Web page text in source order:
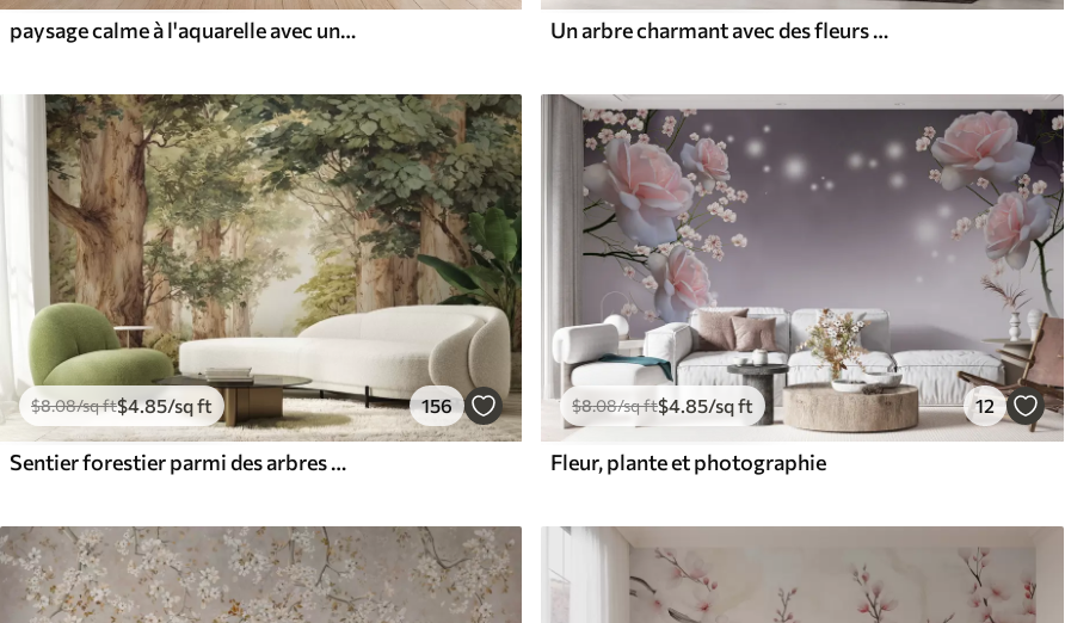
paysage calme à l'aquarelle avec un lac et un arbre en fleurs Un arbre charmant avec des fleurs blanches sur fond de nuages dans un style intéressant aux couleurs chaudes et délicates
$8.08/sq ft$4.85/sq ft 156
Sentier forestier parmi des arbres majestueux, style aquarelle
$8.08/sq ft$4.85/sq ft 12
Fleur, plante et photographie